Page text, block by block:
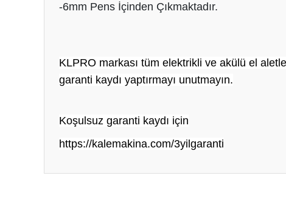
-6mm Pens İçinden Çıkmaktadır.
KLPRO markası tüm elektrikli ve akülü el
garanti kaydı yaptırmayı unutmayın.
Koşulsuz garanti kaydı için
https://kalemakina.com/3yilgaranti